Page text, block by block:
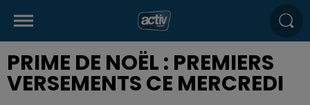
PRIME DE NOËL : PREMIERS
VERSEMENTS CE MERCREDI